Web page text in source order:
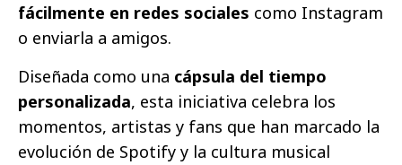
fácilmente en redes sociales como Instagram
o enviarla a amigos.
Diseñada como una cápsula del tiempo
personalizada, esta iniciativa celebra los
momentos, artistas y fans que han marcado la
evolución de Spotify y la cultura musical